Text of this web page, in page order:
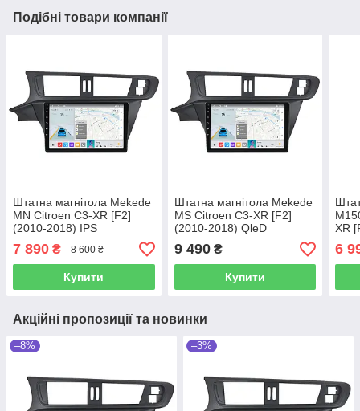
Подібні товари компанії
Штатна магнітола Mekede
MN Citroen C3-XR [F2]
(2010-2018) IPS
7 890 ₴ 8 600 ₴
Купити
Штатна магнітола Mekede
MS Citroen C3-XR [F2]
(2010-2018) QleD
9 490₴
Купити
XR
6
Акційні пропозиції та новинки
–8% –3%